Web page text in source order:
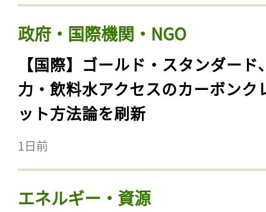
政府・国際機関・NGO
【国際】ゴールド・スタンダード
力・飲料水アクセスのカーボンク
ット方法論を刷新
1日前
エネルギー・資源